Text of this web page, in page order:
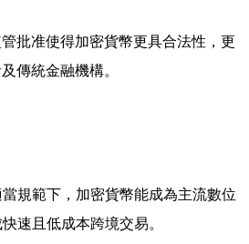
管批准使得加密貨幣更具合法性，更
傳統金融機構。
當規範下，加密貨幣能成為主流數位
速且低成本跨境交易。